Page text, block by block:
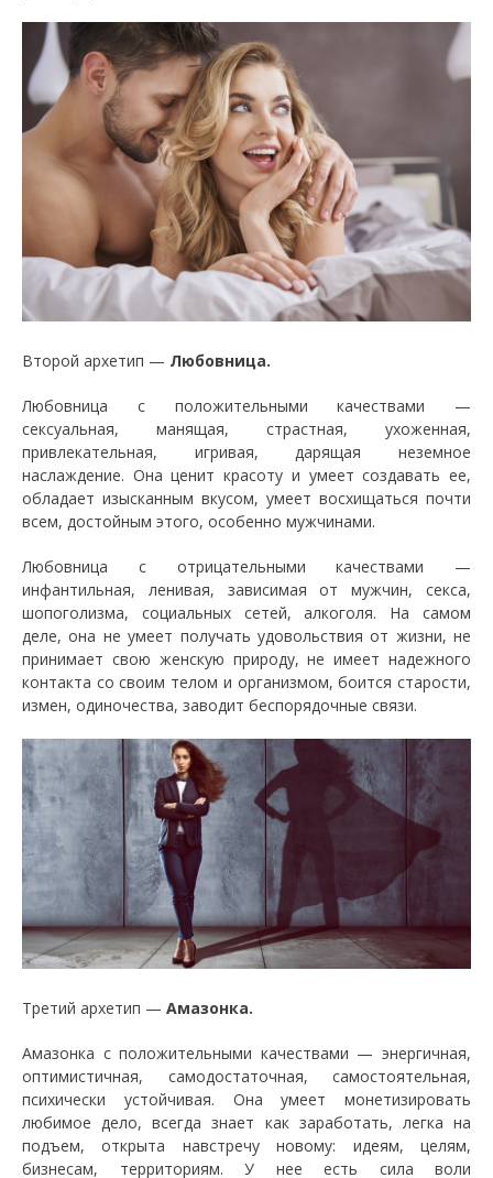
Второй архетип — Любовница.
Любовница с положительными качествами —
сексуальная, манящая, страстная, ухоженная,
привлекательная, игривая, дарящая неземное
наслаждение. Она ценит красоту и умеет создавать ее,
обладает изысканным вкусом, умеет восхищаться почти
всем, достойным этого, особенно мужчинами.
Любовница с отрицательными качествами —
инфантильная, ленивая, зависимая от мужчин, секса,
шопоголизма, социальных сетей, алкоголя. На самом
деле, она не умеет получать удовольствия от жизни, не
принимает свою женскую природу, не имеет надежного
контакта со своим телом и организмом, боится старости,
измен, одиночества, заводит беспорядочные связи.
Третий архетип — Амазонка.
Амазонка с положительными качествами — энергичная,
оптимистичная, самодостаточная, самостоятельная,
психически устойчивая. Она умеет монетизировать
любимое дело, всегда знает как заработать, легка на
подъем, открыта навстречу новому: идеям, целям,
бизнесам, территориям. У нее есть сила воли